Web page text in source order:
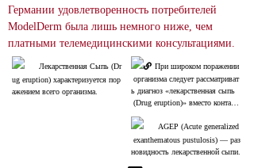
Германии удовлетворенность потребителей
ModelDerm была лишь немного ниже, чем
платными телемедицинскими консультациями.
Лекарственная Сыпь (Dr
ug eruption) характеризуется пор
ажением всего организма.
При широком поражении
организма следует рассматриват
ь диагноз «лекарственная сыпь
(Drug eruption)» вместо контактн
AGEP (Acute generalized
exanthematous pustulosis) — раз
новидность лекарственной сыпи.